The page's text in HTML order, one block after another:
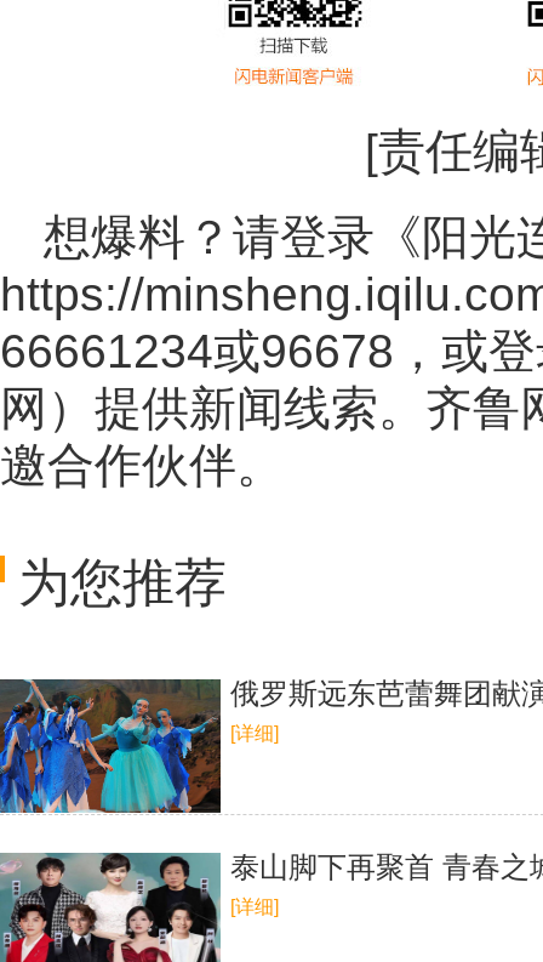
[责任编
想爆料？请登录《阳光
https://
66661234或96678，或
网 ）提供新闻线索。齐鲁
邀合作伙伴。
为您推荐
俄罗斯远东芭蕾舞团献
[详细]
泰山脚下再聚首 青春之
[详细]